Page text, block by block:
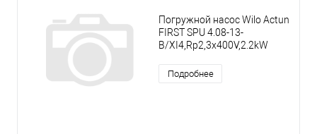
Погружной насос Wilo Actun
FIRST SPU 4.08-13-
B/XI4,Rp2,3x400V,2.2kW
Подробнее